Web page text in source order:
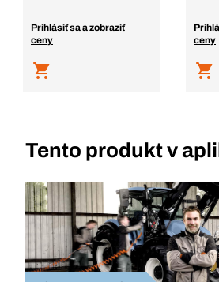
Prihlásiť sa a zobraziť
ceny
ceny
Tento produkt v